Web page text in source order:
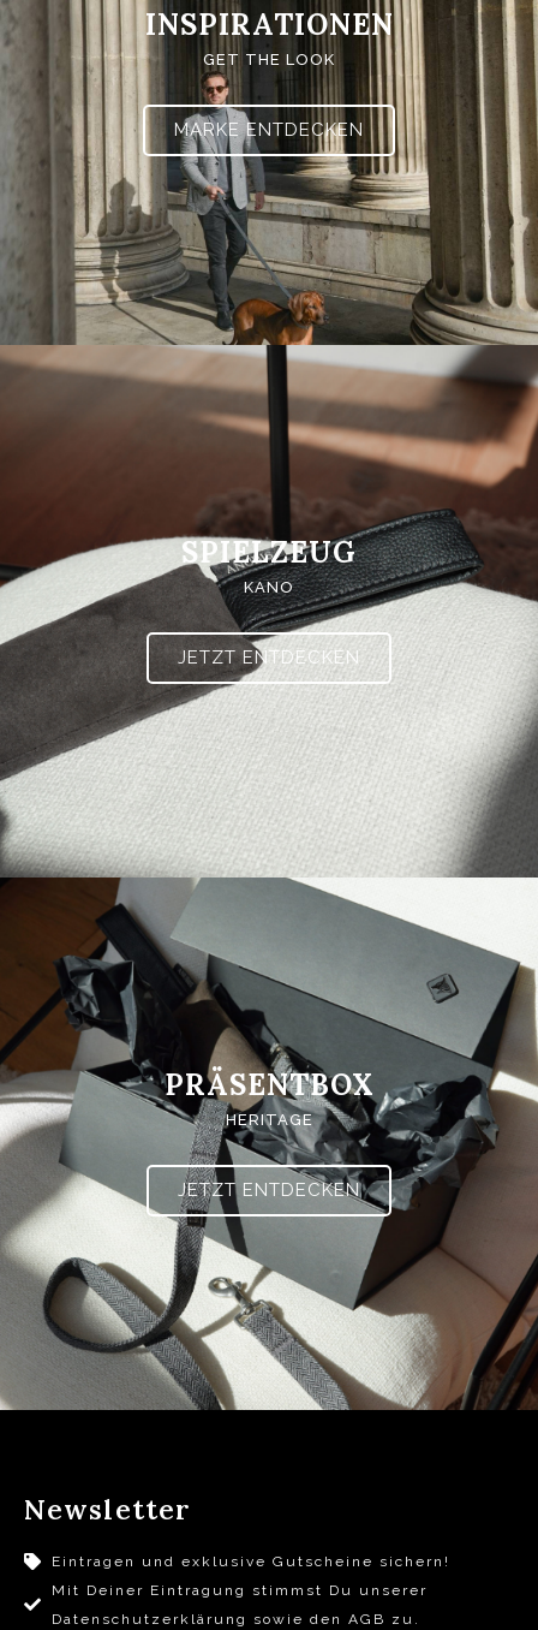
INSPIRATIONEN
GET THE LOOK
MARKE ENTDECKEN
SPIELZEUG
KANO
JETZT ENTDECKEN
PRÄSENTBOX
HERITAGE
JETZT ENTDECKEN
Newsletter
Eintragen und exklusive Gutscheine sichern!
Mit Deiner Eintragung stimmst Du unserer
Datenschutzerklärung sowie den AGB zu.